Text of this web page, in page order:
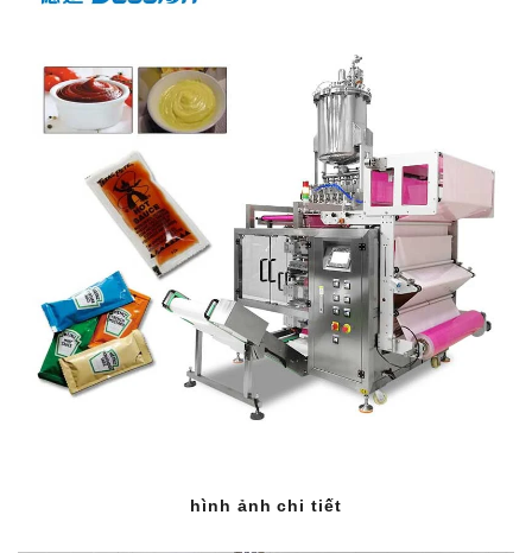
hình ảnh chi tiết